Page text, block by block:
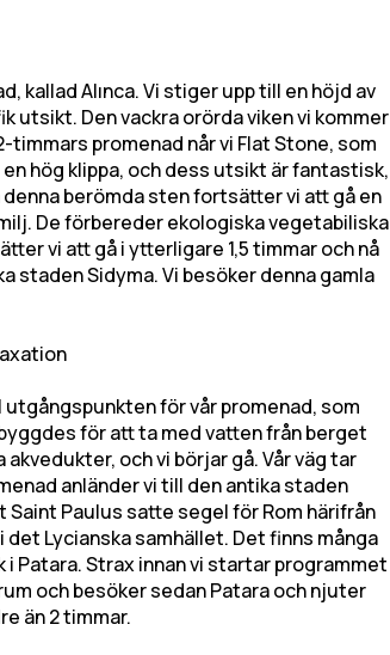
kallad Alınca. Vi stiger upp till en höjd av
utsikt. Den vackra orörda viken vi kommer
promenad når vi Flat Stone, som
hög klippa, och dess utsikt är fantastisk,
berömda sten fortsätter vi att gå en
De förbereder ekologiska vegetabiliska
vi att gå i ytterligare 1,5 timmar och nå
staden Sidyma. Vi besöker denna gamla
för vår promenad, som
för att ta med vatten från berget
och vi börjar gå. Vår väg tar
anländer vi till den antika staden
Saint Paulus satte segel för Rom härifrån
Lycianska samhället. Det finns många
Patara. Strax innan vi startar programmet
och besöker sedan Patara och njuter
än 2 timmar.